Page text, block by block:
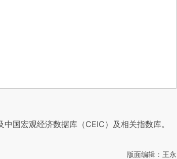
中国宏观经济数据库（CEIC）及相关指数库。
版面编辑：王永